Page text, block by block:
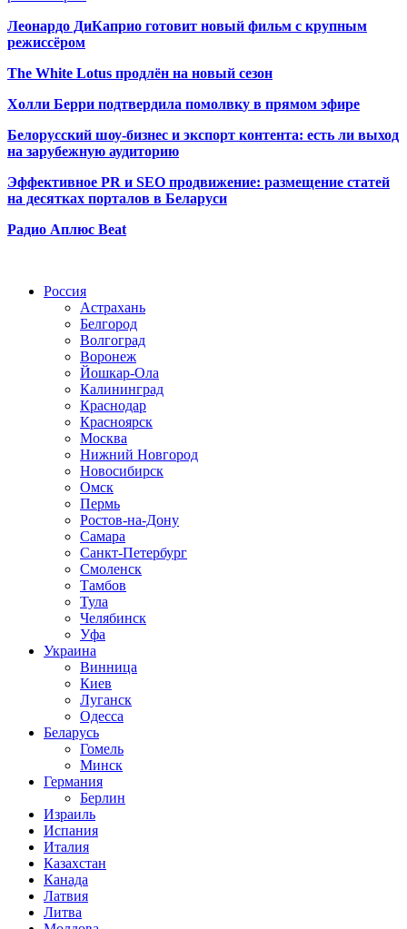
Леонардо ДиКаприо готовит новый фильм с крупным
режиссёром
The White Lotus продлён на новый сезон
Холли Берри подтвердила помолвку в прямом эфире
Белорусский шоу-бизнес и экспорт контента: есть ли выход
на зарубежную аудиторию
Эффективное PR и SEO продвижение: размещение статей
на десятках порталов в Беларуси
Радио Аплюс Beat
Россия
Астрахань
Белгород
Волгоград
Воронеж
Йошкар-Ола
Калининград
Краснодар
Красноярск
Москва
Нижний Новгород
Новосибирск
Омск
Пермь
Ростов-на-Дону
Самара
Санкт-Петербург
Смоленск
Тамбов
Тула
Челябинск
Уфа
Украина
Винница
Киев
Луганск
Одесса
Беларусь
Гомель
Минск
Германия
Берлин
Израиль
Испания
Италия
Казахстан
Канада
Латвия
Литва